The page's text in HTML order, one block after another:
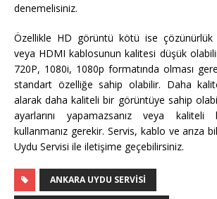
denemelisiniz.
Özellikle HD görüntü kötü ise çözünürlük
veya HDMI kablosunun kalitesi düşük
720P, 1080i, 1080p formatında olması
standart özelliğe sahip olabilir. Daha
alarak daha kaliteli bir görüntüye sahip
ayarlarını yapamazsanız veya
kullanmanız gerekir. Servis, kablo ve arıza
Uydu Servisi ile iletişime geçebilirsiniz.
ANKARA UYDU SERVISI